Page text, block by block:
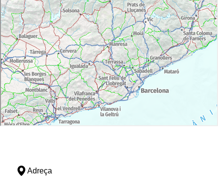
Adreça